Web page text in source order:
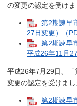
の変更の認定を受けま
第2期諫早
27日変更）（
第2期諫早
平成26年11月
平成26年7月29日、「
変更の認定を受けまし
第2期諫早